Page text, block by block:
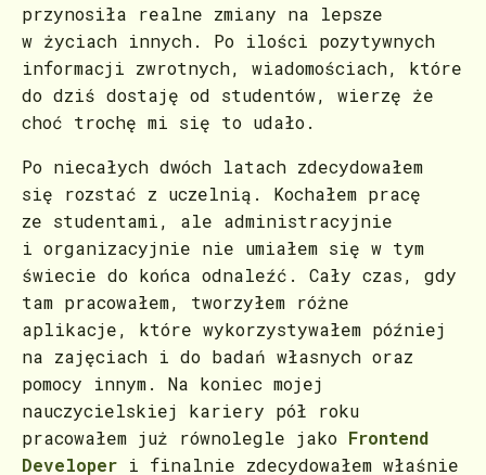
przynosiła realne zmiany na lepsze
w życiach innych. Po ilości pozytywnych
informacji zwrotnych, wiadomościach, które
do dziś dostaję od studentów, wierzę że
choć trochę mi się to udało.
Po niecałych dwóch latach zdecydowałem
się rozstać z uczelnią. Kochałem pracę
ze studentami, ale administracyjnie
i organizacyjnie nie umiałem się w tym
świecie do końca odnaleźć. Cały czas, gdy
tam pracowałem, tworzyłem różne
aplikacje, które wykorzystywałem później
na zajęciach i do badań własnych oraz
pomocy innym. Na koniec mojej
nauczycielskiej kariery pół roku
pracowałem już równolegle jako Frontend
Developer i finalnie zdecydowałem właśnie